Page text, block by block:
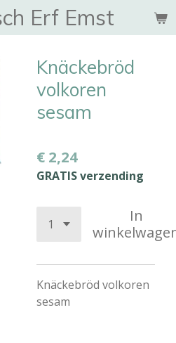
Erf Emst
Knäckebröd
volkoren
sesam
€ 2,24
GRATIS verzending
In
Knäckebröd volkoren
sesam